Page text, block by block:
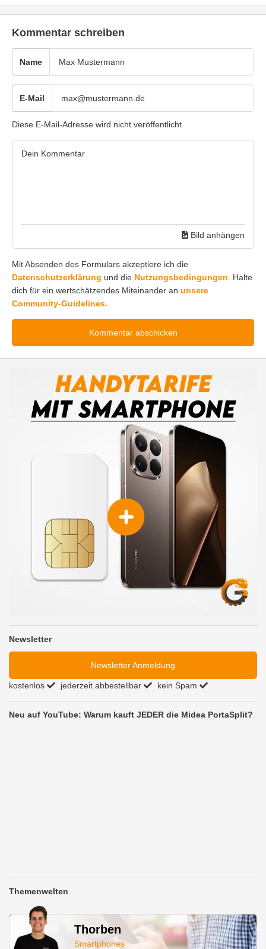
Kommentar schreiben
Name
E-Mail
Diese E-Mail-Adresse wird nicht veröffentlicht
Bild anhängen
Mit Absenden des Formulars akzeptiere ich die
Datenschutzerklärung und die Nutzungsbedingungen. Halte
dich für ein wertschätzendes Miteinander an unsere
Community-Guidelines.
Newsletter
Newsletter Anmeldung
kostenlos jederzeit abbestellbar kein Spam
Neu auf YouTube: Warum kauft JEDER die Midea PortaSplit?
Themenwelten
Thorben
Smartphones